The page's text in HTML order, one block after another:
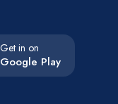
Get in on
Google Play